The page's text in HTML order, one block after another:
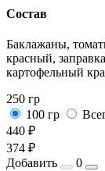
Состав
Баклажаны,
красный,
картофельный
250 гр
100 гр
440 ₽
374 ₽
Добавить
0